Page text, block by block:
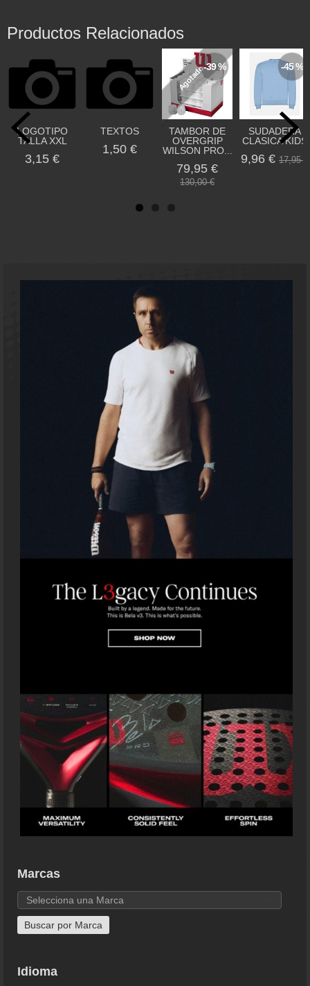
Marcas
Idioma
Productos Relacionados
LOGOTIPO
TALLA XXL
3,15 €
TEXTOS
1,50 €
Agotado-39 %
TAMBOR DE
OVERGRIP
WILSON PRO...
79,95 €
130,00 €
-45 %
SUDADERA
CLASICA KIDS
9,96 € 17,95 €